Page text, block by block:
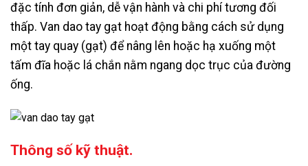
đặc tính đơn giản, dễ vận hành và chi phí tương đối
thấp. Van dao tay gạt hoạt động bằng cách sử dụng
một tay quay (gạt) để nâng lên hoặc hạ xuống một
tấm đĩa hoặc lá chắn nằm ngang dọc trục của đường
ống.
Thông số kỹ thuật.